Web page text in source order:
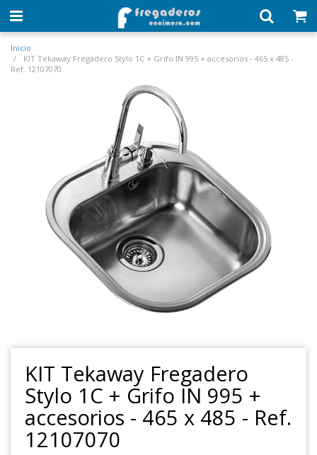
Inicio
KIT Tekaway Fregadero Stylo 1C + Grifo IN 995 + accesorios - 465 x 485 -
Ref. 12107070
KIT Tekaway Fregadero
Stylo 1C + Grifo IN 995 +
accesorios - 465 x 485 - Ref.
12107070